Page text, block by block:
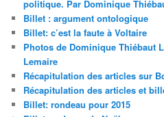
politique. Par Dominique
Billet : argument ontologique
Billet: c’est la faute à Voltaire
Photos de Dominique Thiébaut
Lemaire
Récapitulation des articles sur
Récapitulation des articles et
Billet: rondeau pour 2015